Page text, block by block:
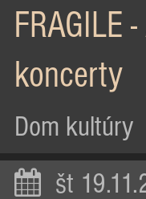
FRAGILE
koncerty
Dom kultúry
št